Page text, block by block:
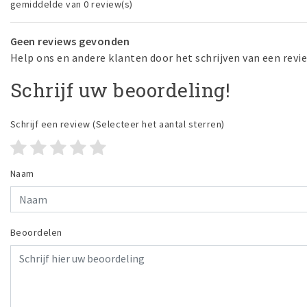
gemiddelde van 0 review(s)
Geen reviews gevonden
Help ons en andere klanten door het schrijven van een
Schrijf uw beoordeling!
Schrijf een review (Selecteer het aantal sterren)
Naam
Beoordelen